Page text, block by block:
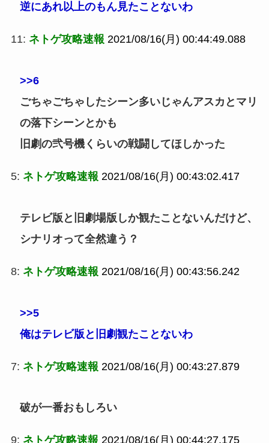
逆にあれ以上のもん見たことないわ
11: ネトゲ攻略速報 2021/08/16(月) 00:44:49.088
>>6
ごちゃごちゃしたシーン多いじゃんアスカとマリ
の落下シーンとかも
旧劇の弐号機くらいの戦闘してほしかった
5: ネトゲ攻略速報 2021/08/16(月) 00:43:02.417
テレビ版と旧劇場版しか観たことないんだけど、
シナリオって全然違う？
8: ネトゲ攻略速報 2021/08/16(月) 00:43:56.242
>>5
俺はテレビ版と旧劇観たことないわ
7: ネトゲ攻略速報 2021/08/16(月) 00:43:27.879
破が一番おもしろい
9: ネトゲ攻略速報 2021/08/16(月) 00:44:27.175